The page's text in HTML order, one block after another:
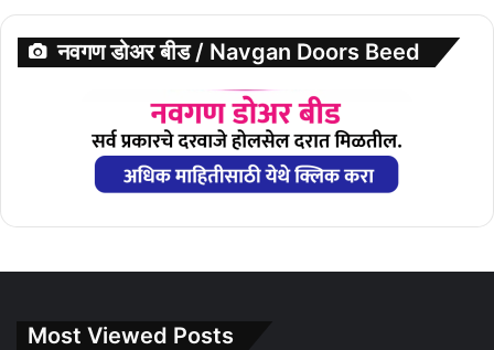
नवगण डोअर बीड / Navgan Doors Beed
Most Viewed Posts